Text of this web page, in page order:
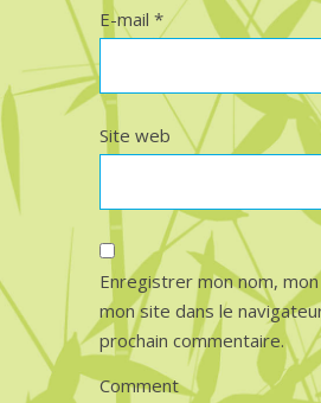
E-mail *
Site web
Enregistrer mon nom,
mon site dans le
prochain commentaire.
Comment